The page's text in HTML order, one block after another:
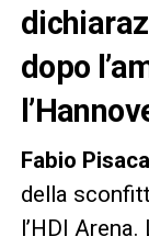
dopo
Fabio
della
l’HDI Arena.